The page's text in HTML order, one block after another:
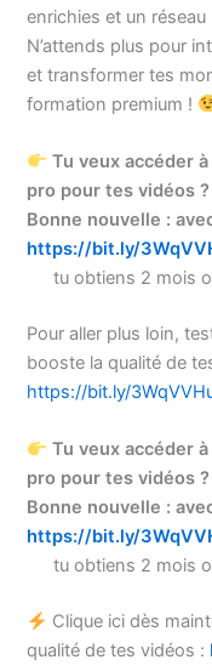
enrichies et un réseau
N’attends plus pour
et transformer tes
formation premium !
Tu veux accéder
pro pour tes vidéos ?
Bonne nouvelle :
https://bit.ly/
tu obtiens 2 mois
Pour aller plus loin,
booste la qualité de
https://bit.ly/
Tu veux accéder
pro pour tes vidéos ?
Bonne nouvelle :
https://bit.ly/
tu obtiens 2 mois
Clique ici dès
qualité de tes vidéos :